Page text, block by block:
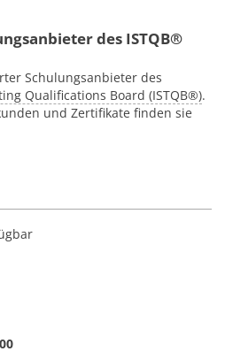
des ISTQB®
Schulungsanbieter des
Qualifications Board (ISTQB®).
und Zertifikate finden sie